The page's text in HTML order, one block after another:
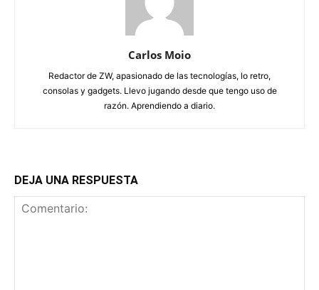
Carlos Moio
Redactor de ZW, apasionado de las tecnologías, lo retro,
consolas y gadgets. Llevo jugando desde que tengo uso de
razón. Aprendiendo a diario.
DEJA UNA RESPUESTA